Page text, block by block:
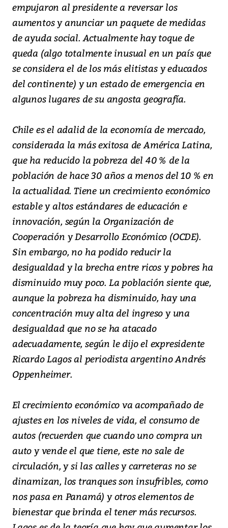
empujaron al presidente a reversar los
aumentos y anunciar un paquete de medidas
de ayuda social. Actualmente hay toque de
queda (algo totalmente inusual en un país que
se considera el de los más elitistas y educados
del continente) y un estado de emergencia en
algunos lugares de su angosta geografía.
Chile es el adalid de la economía de mercado,
considerada la más exitosa de América Latina,
que ha reducido la pobreza del 40 % de la
población de hace 30 años a menos del 10 % en
la actualidad. Tiene un crecimiento económico
estable y altos estándares de educación e
innovación, según la Organización de
Cooperación y Desarrollo Económico (OCDE).
Sin embargo, no ha podido reducir la
desigualdad y la brecha entre ricos y pobres ha
disminuido muy poco. La población siente que,
aunque la pobreza ha disminuido, hay una
concentración muy alta del ingreso y una
desigualdad que no se ha atacado
adecuadamente, según le dijo el expresidente
Ricardo Lagos al periodista argentino Andrés
Oppenheimer.
El crecimiento económico va acompañado de
ajustes en los niveles de vida, el consumo de
autos (recuerden que cuando uno compra un
auto y vende el que tiene, este no sale de
circulación, y si las calles y carreteras no se
dinamizan, los tranques son insufribles, como
nos pasa en Panamá) y otros elementos de
bienestar que brinda el tener más recursos.